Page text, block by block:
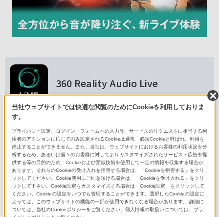
360 Reality Audio Live
QRコードをスキャンして
アプリをダウンロードしてください
当社ウェブサイトでは快適な閲覧のためにCookieを利用しておりま
す。
プライバシー設定、ログイン、フォームへの入力等、サービスのリクエストに相当する利
用者のアクションに応じてのみ設定されるCookieは通常、必須Cookieと呼ばれ、利用を
停止することができません。また、当社は、ウェブサイトにおけるお客様の利用状況を分
析するため、あるいは個々のお客様に対してよりカスタマイズされたサービス・広告を提
供する等の目的のため、Cookieおよび類似技術を使用して一定の情報を収集する場合が
あります。それらのCookieの受け入れを拒否する場合は、「Cookieを拒否する」をクリ
ックしてください。Cookie使用にご同意頂ける場合は、「Cookieを受け入れる」をクリ
ックして下さい。Cookie設定をカスタマイズする場合は「Cookie設定」をクリックして
ください。Cookieの設定をいつでも管理することができます。選択したCookieの設定に
よっては、このウェブサイトの機能の一部が使用できなくなる場合があります。 詳細に
ついては、当社のCookieポリシーをご覧ください。個人情報の取扱いについては、プラ